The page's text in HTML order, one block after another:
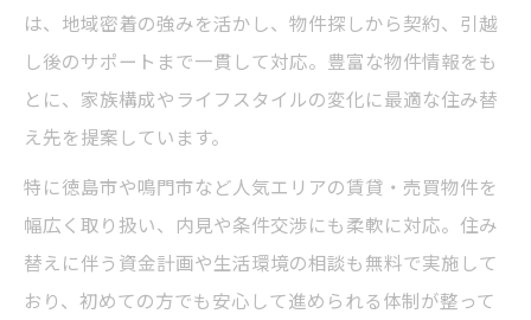
は、地域密着の強みを活かし、物件探しから契約、引越
し後のサポートまで一貫して対応。豊富な物件情報をも
とに、家族構成やライフスタイルの変化に最適な住み替
え先を提案しています。
特に徳島市や鳴門市など人気エリアの賃貸・売買物件を
幅広く取り扱い、内見や条件交渉にも柔軟に対応。住み
替えに伴う資金計画や生活環境の相談も無料で実施して
おり、初めての方でも安心して進められる体制が整って